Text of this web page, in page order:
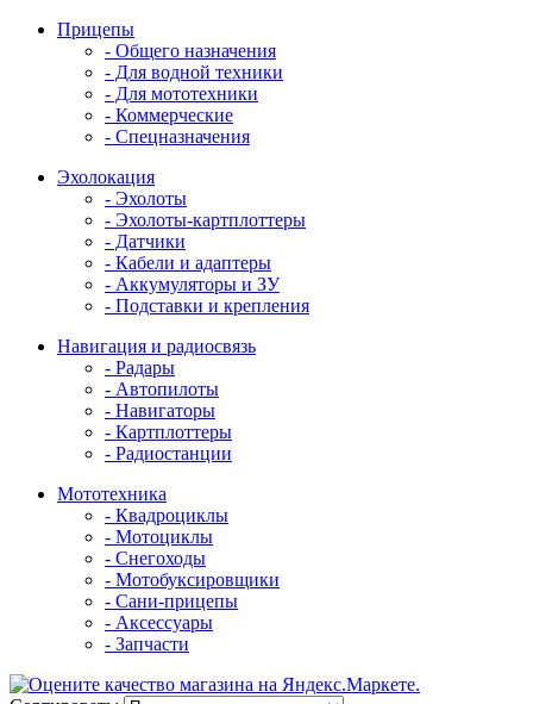
Прицепы
- Общего назначения
- Для водной техники
- Для мототехники
- Коммерческие
- Спецназначения
Эхолокация
- Эхолоты
- Эхолоты-картплоттеры
- Датчики
- Кабели и адаптеры
- Аккумуляторы и ЗУ
- Подставки и крепления
Навигация и радиосвязь
- Радары
- Автопилоты
- Навигаторы
- Картплоттеры
- Радиостанции
Мототехника
- Квадроциклы
- Мотоциклы
- Снегоходы
- Мотобуксировщики
- Сани-прицепы
- Аксессуары
- Запчасти